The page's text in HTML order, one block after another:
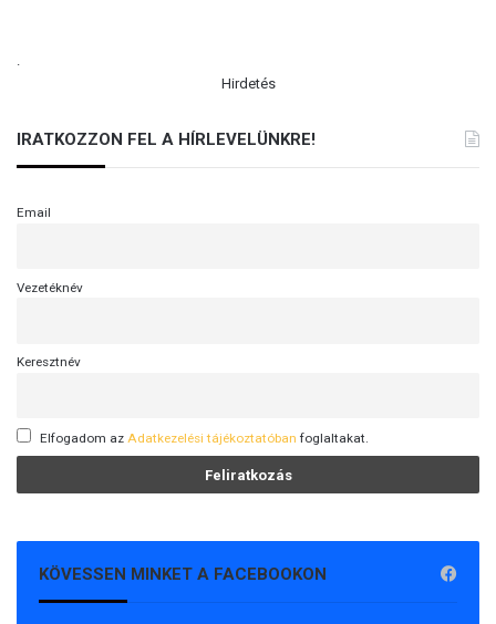
.
Hirdetés
IRATKOZZON FEL A HÍRLEVELÜNKRE!
Email
Vezetéknév
Keresztnév
Elfogadom az Adatkezelési tájékoztatóban foglaltakat.
KÖVESSEN MINKET A FACEBOOKON